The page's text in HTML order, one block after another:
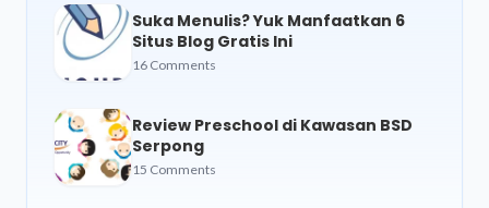
Suka Menulis? Yuk Manfaatkan 6
Situs Blog Gratis Ini
16 Comments
Review Preschool di Kawasan BSD
Serpong
15 Comments